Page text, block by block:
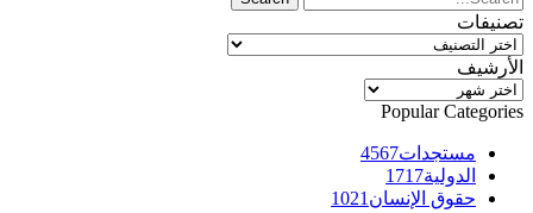
تصنيفات
تصنيفات
الأرشيف
الأرشيف
Popular Categories
مستجدات4567
الدولية1717
حقوق الإنسان 1021